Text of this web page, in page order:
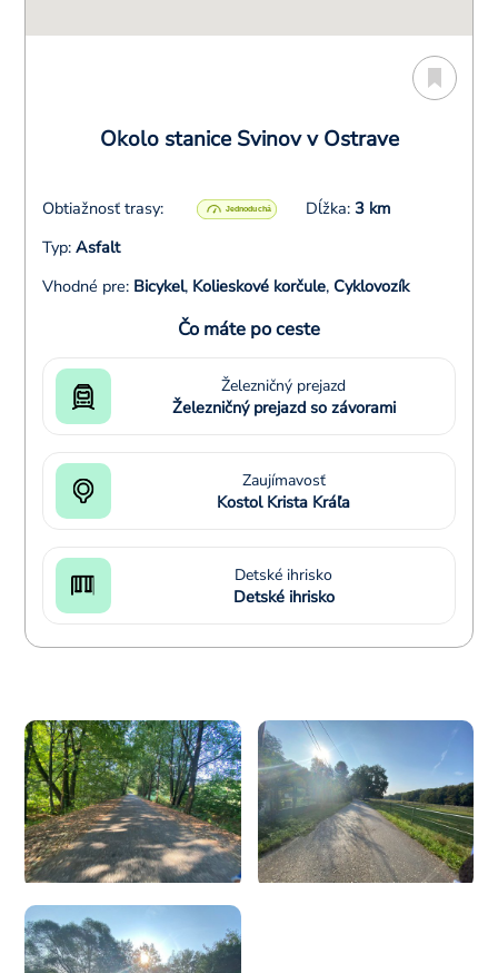
Okolo stanice Svinov v Ostrave
Obtiažnosť trasy: Dĺžka: 3 km
Typ: Asfalt
Vhodné pre: Bicykel, Kolieskové korčule, Cyklovozík
Čo máte po ceste
Železničný prejazd
Železničný prejazd so závorami
Zaujímavosť
Kostol Krista Kráľa
Detské ihrisko
Detské ihrisko